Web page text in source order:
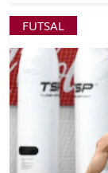
FUTSAL